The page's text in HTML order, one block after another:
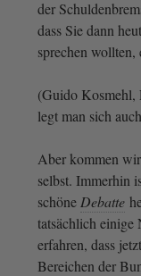
der
dass Sie dann
sprechen wollten,
(Guido
legt man sich
Aber kommen
selbst. Immerhin
schöne Debatte
tatsächlich einige
erfahren, dass
Bereichen der